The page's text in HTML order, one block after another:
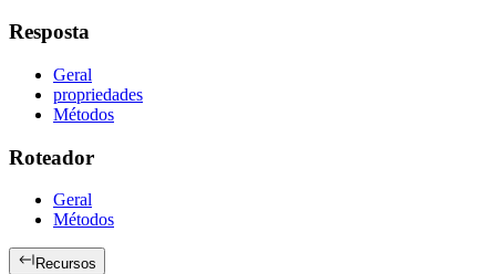
Resposta
Geral
propriedades
Métodos
Roteador
Geral
Métodos
Recursos